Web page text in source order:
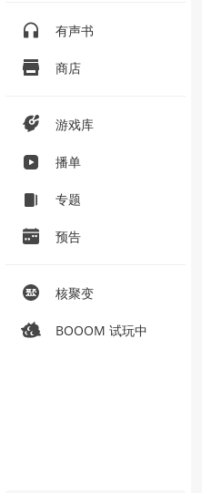
有声书
商店
游戏库
播单
专题
预告
核聚变
BOOOM 试玩中